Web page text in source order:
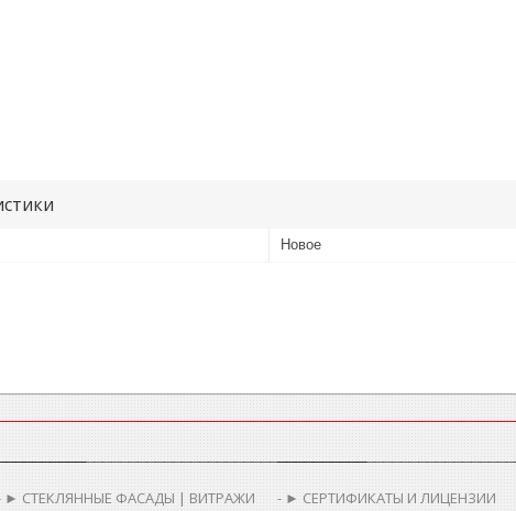
Новое
► СТЕКЛЯННЫЕ ФАСАДЫ | ВИТРАЖИ
► СЕРТИФИКАТЫ И ЛИЦЕНЗИИ